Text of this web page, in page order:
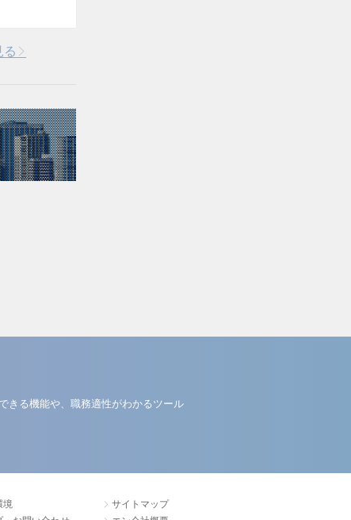
る
きる機能や、職務適性がわかるツール
境
サイトマップ